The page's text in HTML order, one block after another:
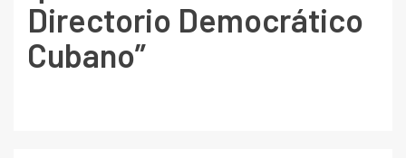
Directorio Democrático
Cubano”